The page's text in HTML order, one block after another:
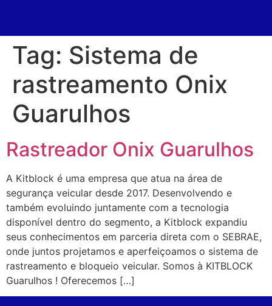
Tag: Sistema de
rastreamento Onix
Guarulhos
Rastreador Onix Guarulhos
A Kitblock é uma empresa que atua na área de
segurança veicular desde 2017. Desenvolvendo e
também evoluindo juntamente com a tecnologia
disponível dentro do segmento, a Kitblock expandiu
seus conhecimentos em parceria direta com o SEBRAE,
onde juntos projetamos e aperfeiçoamos o sistema de
rastreamento e bloqueio veicular. Somos à KITBLOCK
Guarulhos ! Oferecemos […]